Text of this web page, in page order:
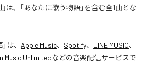
、「あなたに歌う物語」を含む全1曲とな
」は、 Apple Music、 Spotify、 LINE MUSIC、
Music Unlimitedなどの音楽配信サービスで